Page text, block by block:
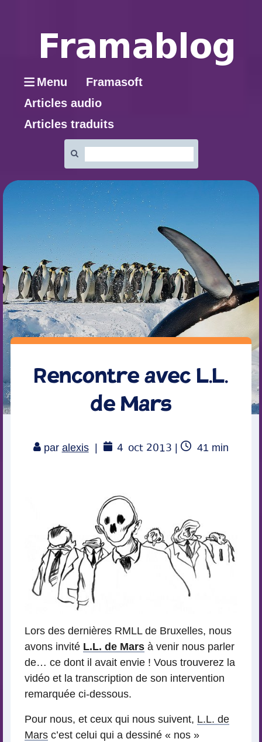
Menu
Framasoft
Articles audio
Articles traduits
:
Rencontre avec L.L.
de Mars
par alexis 4 oct 2013 |
Temps
41 min
Lors des dernières RMLL de Bruxelles, nous
avons invité L.L. de Mars à venir nous parler
de… ce dont il avait envie ! Vous trouverez la
vidéo et la transcription de son intervention
remarquée ci-dessous.
Pour nous, et ceux qui nous suivent, L.L. de
Mars c’est celui qui a dessiné « nos »